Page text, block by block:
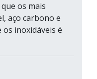
os mais
aço carbono e
inoxidáveis é